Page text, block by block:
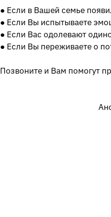
● Если в Вашей семье
● Если Вы испытываете
● Если Вас одолевают
● Если Вы переживаете о
Позвоните и Вам помогут